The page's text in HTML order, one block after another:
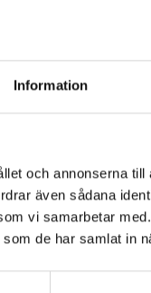
Information
och annonserna
även sådana
vi samarbetar
de har samlat in